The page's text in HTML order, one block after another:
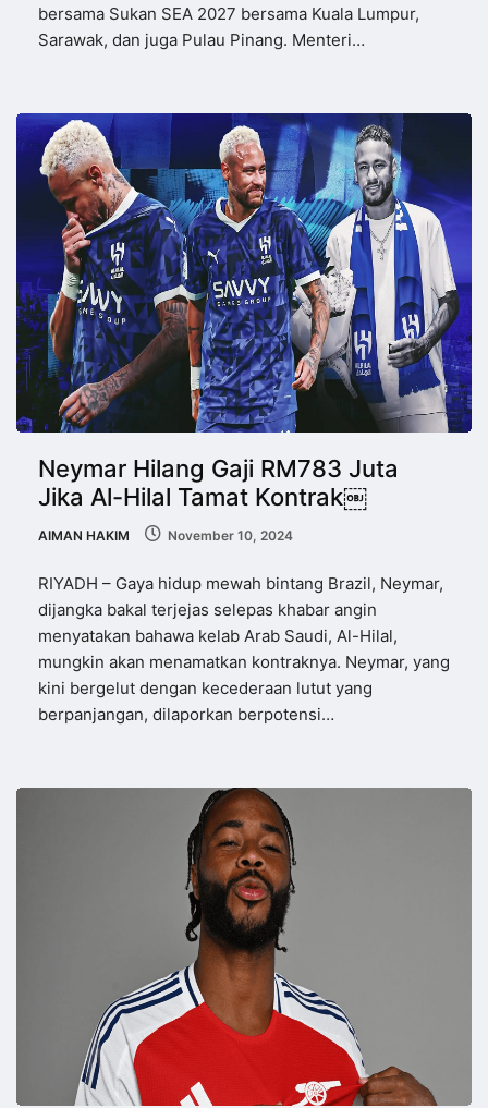
bersama Sukan SEA 2027 bersama Kuala Lumpur,
Sarawak, dan juga Pulau Pinang. Menteri…
Neymar Hilang Gaji RM783 Juta
Jika Al-Hilal Tamat Kontrak￼
AIMAN HAKIM November 10, 2024
RIYADH – Gaya hidup mewah bintang Brazil, Neymar,
dijangka bakal terjejas selepas khabar angin
menyatakan bahawa kelab Arab Saudi, Al-Hilal,
mungkin akan menamatkan kontraknya. Neymar, yang
kini bergelut dengan kecederaan lutut yang
berpanjangan, dilaporkan berpotensi…